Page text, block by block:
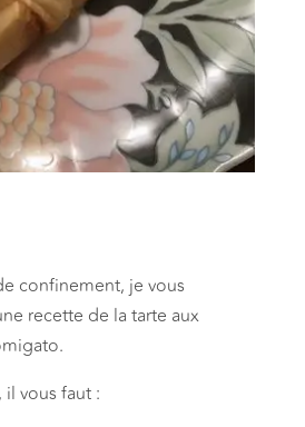
confinement, je vous
recette de la tarte aux
vous faut :